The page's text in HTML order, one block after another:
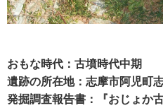
石室
おもな時代：古墳時代中期
遺跡の所在地：志摩市阿児町
発掘調査報告書：『おじょか